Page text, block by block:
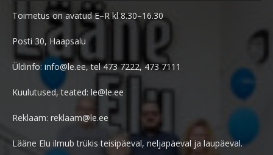
Toimetus on avatud E–R kl 8.30–16.30
Posti 30, Haapsalu
Üldinfo: info@le.ee, tel 473 7222, 473 7111
Kuulutused, teated: le@le.ee
Reklaam: reklaam@le.ee
Lääne Elu ilmub trükis teisipäeval, neljapäeval ja laupäeval.